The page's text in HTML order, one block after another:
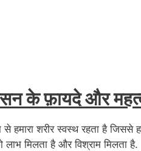
के फ़ायदे और
हमारा शरीर स्वस्थ रहता है जिससे
लाभ मिलता है और विश्राम मिलता है.